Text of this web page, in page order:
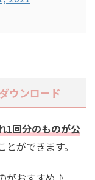
ウンロード
1回分のものが公
とができます。